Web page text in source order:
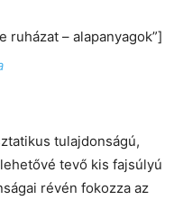
ruházat – alapanyagok”]
tulajdonságú,
tevő kis fajsúlyú
révén fokozza az